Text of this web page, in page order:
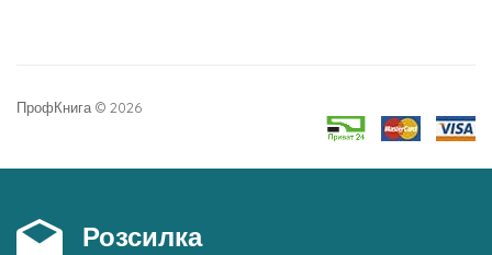
ПрофКнига © 2026
Розсилка